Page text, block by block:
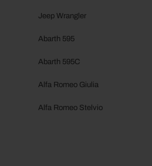
Jeep Wrangler
Abarth 595
Abarth 595C
Alfa Romeo Giulia
Alfa Romeo Stelvio